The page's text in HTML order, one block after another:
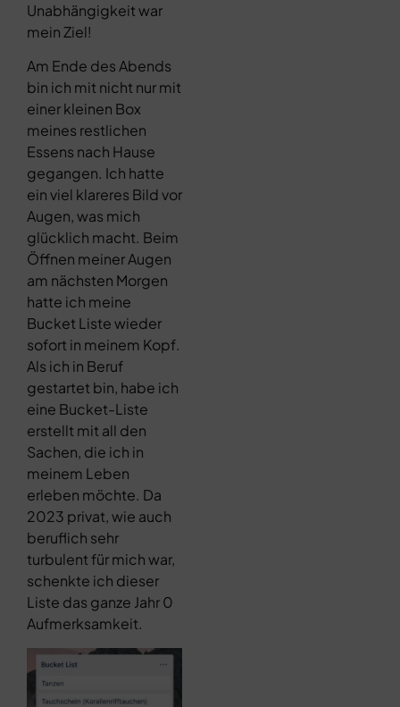
Unabhängigkeit war
mein Ziel!
Am Ende des Abends
bin ich mit nicht nur mit
einer kleinen Box
meines restlichen
Essens nach Hause
gegangen. Ich hatte
ein viel klareres Bild vor
Augen, was mich
glücklich macht. Beim
Öffnen meiner Augen
am nächsten Morgen
hatte ich meine
Bucket Liste wieder
sofort in meinem Kopf.
Als ich in Beruf
gestartet bin, habe ich
eine Bucket-Liste
erstellt mit all den
Sachen, die ich in
meinem Leben
erleben möchte. Da
2023 privat, wie auch
beruflich sehr
turbulent für mich war,
schenkte ich dieser
Liste das ganze Jahr 0
Aufmerksamkeit.